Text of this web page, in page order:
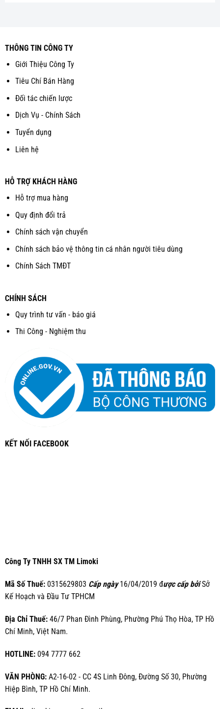
THÔNG TIN CÔNG TY
Giới Thiệu Công Ty
Tiêu Chí Bán Hàng
Đối tác chiến lược
Dịch Vụ - Chính Sách
Tuyển dụng
Liên hệ
HỖ TRỢ KHÁCH HÀNG
Hỗ trợ mua hàng
Quy định đổi trả
Chính sách vận chuyển
Chính sách bảo vệ thông tin cá nhân người tiêu dùng
Chính Sách TMĐT
CHÍNH SÁCH
Quy trình tư vấn - báo giá
Thi Công - Nghiệm thu
KẾT NỐI FACEBOOK
Công Ty TNHH SX TM Limoki
Mã Số Thuế:0315629803 Cấp ngày16/04/2019 được cấp bởiSở
Kế Hoạch và Đầu Tư TPHCM
Địa Chỉ Thuế:46/7 Phan Đình Phùng, Phường Phú Thọ Hòa, TP Hồ
Chí Minh, Việt Nam.
HOTLINE:094 7777 662
VĂN PHÒNG:A2-16-02 - CC 4S Linh Đông, Đường Số 30, Phường
Hiệp Bình, TP Hồ Chí Minh.